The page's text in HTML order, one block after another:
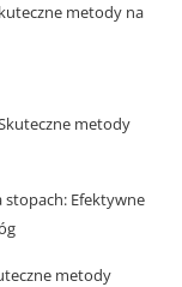
metody na
metody
stopach: Efektywne
metody